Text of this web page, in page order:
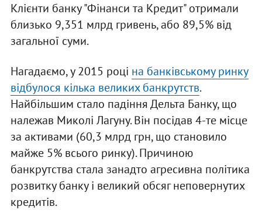
Клієнти банку "Фінанси та Кредит" отримали
близько 9,351 млрд гривень, або 89,5% від
загальної суми.
Нагадаємо, у 2015 році на банківському ринку
відбулося кілька великих банкрутств.
Найбільшим стало падіння Дельта Банку, що
належав Миколі Лагуну. Він посідав 4-те місце
за активами (60,3 млрд грн, що становило
майже 5% всього ринку). Причиною
банкрутства стала занадто агресивна політика
розвитку банку і великий обсяг неповернутих
кредитів.